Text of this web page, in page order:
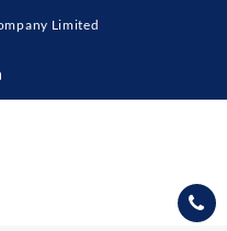
Limited